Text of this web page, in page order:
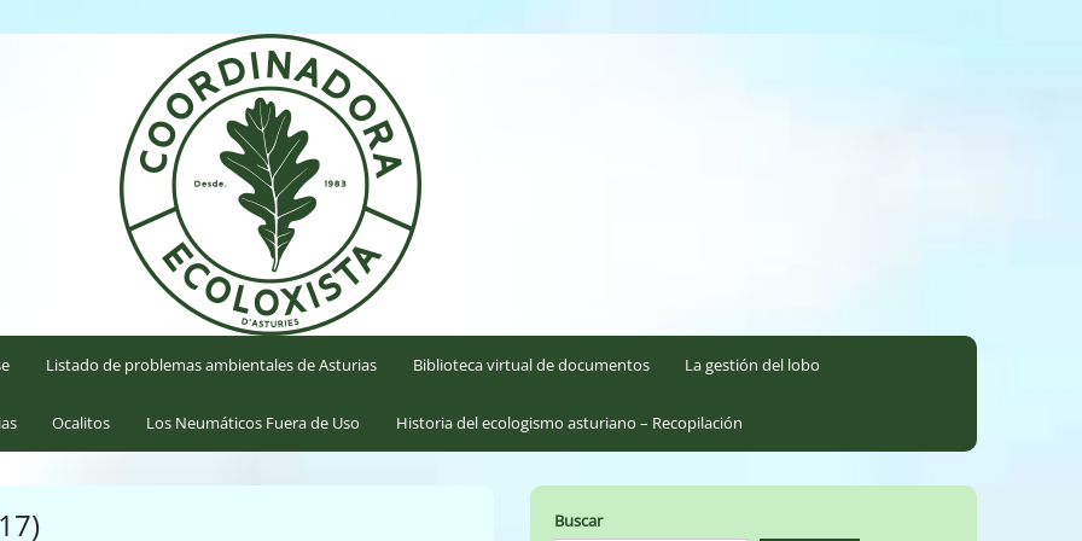
Listado de problemas ambientales de Asturias Biblioteca virtual de documentos La gestión del lobo
Ocalitos Los Neumáticos Fuera de Uso Historia del ecologismo asturiano – Recopilación
Buscar